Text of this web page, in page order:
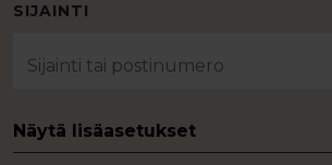
SIJAINTI
Näytä lisäasetukset